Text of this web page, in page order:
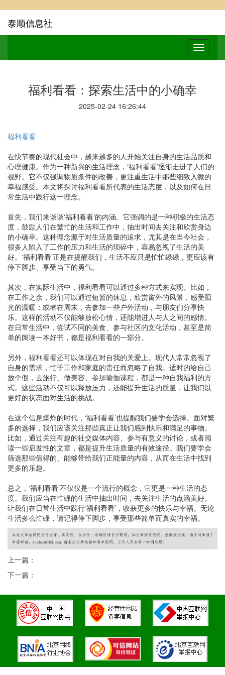
泰顺信息社
福利看看：探索生活中的小确幸
2025-02-24 16:26:44
福利看看
在快节奏的现代社会中，越来越多的人开始关注自身的生活品质和
心理健康。作为一种新兴的生活理念，‘福利看看’逐渐走进了人们的
视野。它不仅强调物质条件的改善，更注重生活中那些细致入微的
幸福感受。本文将探讨福利看看所代表的生活态度，以及如何在日
常生活中践行这一理念。
首先，我们来谈谈‘福利看看’的内涵。它强调的是一种积极的生活态
度，鼓励人们在繁忙的生活和工作中，抽出时间去关注和欣赏身边
的小确幸。这种理念源于对生活质量的追求，尤其是在当今社会，
很多人陷入了工作的压力和生活的琐碎中，容易忽视了生活的美
好。‘福利看看’正是在提醒我们，生活不应只是忙忙碌碌，更应该有
停下脚步、享受当下的勇气。
其次，在实际生活中，福利看看可以通过多种方式来实现。比如，
在工作之余，我们可以通过短暂的休息，欣赏窗外的风景，感受阳
光的温暖；或者在周末，去参加一些户外活动，与朋友们分享快
乐。这样的活动不仅能够放松心情，还能增进人与人之间的感情。
在日常生活中，尝试不同的美食、参与社区的文化活动，甚至是简
单的阅读一本好书，都是福利看看的一部分。
另外，福利看看还可以体现在对自我的关爱上。现代人常常忽视了
自身的需求，忙于工作和家庭的责任而忽略了自我。适时的给自己
放个假，去旅行、做美容、参加瑜伽课程，都是一种自我福利的方
式。这些活动不仅可以释放压力，还能提升生活的质量，让我们以
更好的状态面对生活的挑战。
在这个信息爆炸的时代，‘福利看看’也提醒我们要学会选择。面对繁
多的选择，我们应该关注那些真正让我们感到快乐和满足的事物。
比如，通过关注有趣的社交媒体内容、参与有意义的讨论，或者阅
读一些启发性的文章，都是提升生活质量的有效途径。我们要学会
筛选那些值得的、能够带给我们正能量的内容，从而在生活中找到
更多的乐趣。
总之，‘福利看看’不仅仅是一个流行的概念，它更是一种生活的态
度。我们应当在忙碌的生活中抽出时间，去关注生活的点滴美好。
让我们在日常生活中践行‘福利看看’，收获更多的快乐与幸福。无论
生活多么忙碌，请记得停下脚步，享受那些简单而真实的幸福。
上一篇：
下一篇：